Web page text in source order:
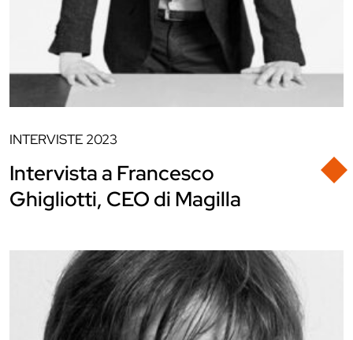
INTERVISTE 2023
Intervista a Francesco
Ghigliotti, CEO di Magilla